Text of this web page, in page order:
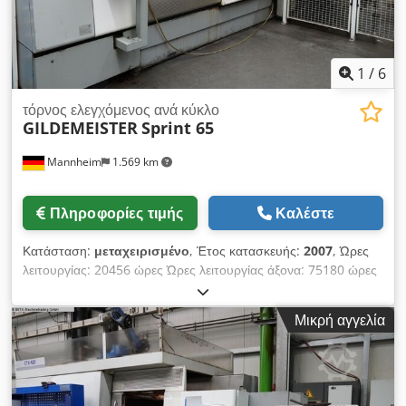
1 / 6
Mannheim 1.569 km
τόρνος ελεγχόμενος ανά κύκλο
GILDEMEISTERSprint 65
Πληροφορίες τιμής Καλέστε
Κατάσταση: μεταχειρισμένο, Έτος κατασκευής: 2007, Ώρες
λειτουργίας: 20456 ώρες Ώρες λειτουργίας άξονα: 75180 ώρες
Σύστημα ελέγχου: FANUC 310 i Διάμετρος τσόκ: 175 mm
Ταχύτητα περιστροφής: 5.000 στροφές/λεπτό Βάρος
μηχανήματος: περίπου 8800 kg Απαιτούμενος χώρος: περίπου
4500 x 1990 x 2300 mm Αριθμός ελεγχόμενων αξόνων (άξονας
C): 2 Αριθμός ελεγχόμενων αξόνων: 8 Αριθμός καναλιών: 3
Μέγιστη διάμετρος ράβδου: 65 mm Διάμετρος οπής στην
Μικρή αγγελία